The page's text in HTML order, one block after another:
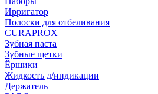
Ирригатор
Полоски для отбеливания
CURAPROX
Зубная паста
Зубные щетки
Ёршики
Жидкость д/индикации
Держатель